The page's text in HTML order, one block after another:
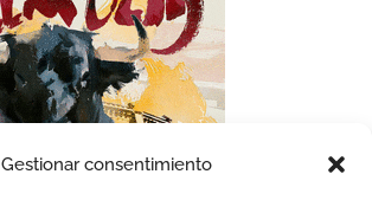
Gestionar consentimiento